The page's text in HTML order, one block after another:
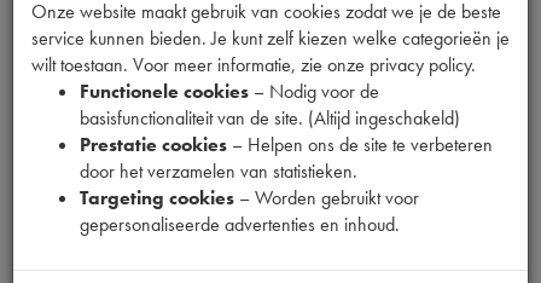
SLEUTEL 1676-
T
Fabrikant
Productnummer
6860106
Prijs
Onze website maakt gebruik van cookies zodat we je de beste
service kunnen bieden. Je kunt zelf kiezen welke categorieën je
wilt toestaan. Voor meer informatie, zie onze privacy policy.
Functionele cookies – Nodig voor de
basisfunctionaliteit van de site. (Altijd ingeschakeld)
Prestatie cookies – Helpen ons de site te verbeteren
door het verzamelen van statistieken.
Targeting cookies – Worden gebruikt voor
gepersonaliseerde advertenties en inhoud.